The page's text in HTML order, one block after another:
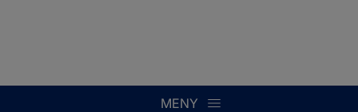
MENY